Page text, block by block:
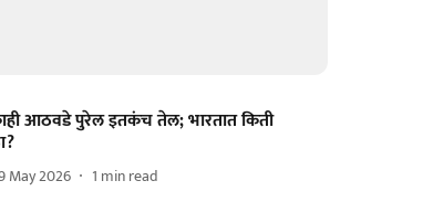
आठवडे पुरेल इतकंच तेल; भारतात किती
May 2026 1 min read